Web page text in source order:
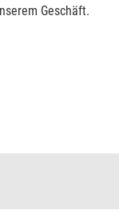
Geschäft.